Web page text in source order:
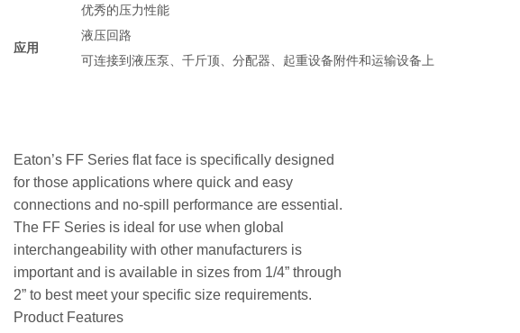
优秀的压力性能
应用
液压回路
可连接到液压泵、千斤顶、分配器、起重设备附件和运输设备上
Eaton’s FF Series flat face is specifically designed
for those applications where quick and easy
connections and no-spill performance are essential.
The FF Series is ideal for use when global
interchangeability with other manufacturers is
important and is available in sizes from 1/4” through
2” to best meet your specific size requirements.
Product Features